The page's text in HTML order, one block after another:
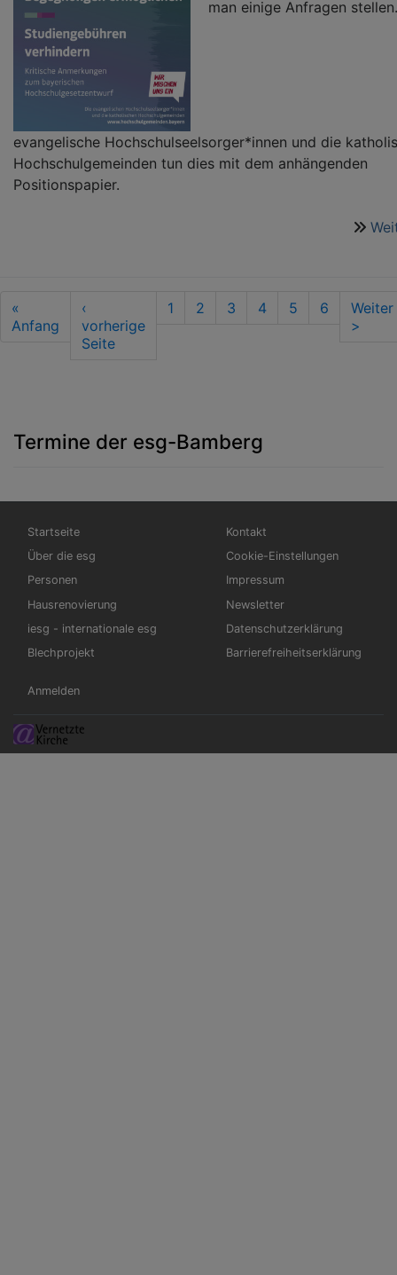
man einige Anfragen
evangelische Hochschulseelsorger*innen und die
Hochschulgemeinden tun dies mit dem anhängenden
Positionspapier.
Seitennummerierung
First
page
«
Anfang
Vorherige
Seite
‹
vorherige
Seite
Seite
1 Seite
2 Seite
3
Aktuelle
4 Seite
5 Seite
6
Seite
Weiter
>
Termine der esg-Bamberg
Hauptnavigation
Startseite
Über die esg
Personen
Hausrenovierung
iesg - internationale esg
Blechprojekt
Fußbereichsmenü
Kontakt
Cookie-Einstellungen
Impressum
Newsletter
Datenschutzerklärung
Barrierefreiheitserklärung
Benutzermenü
Anmelden